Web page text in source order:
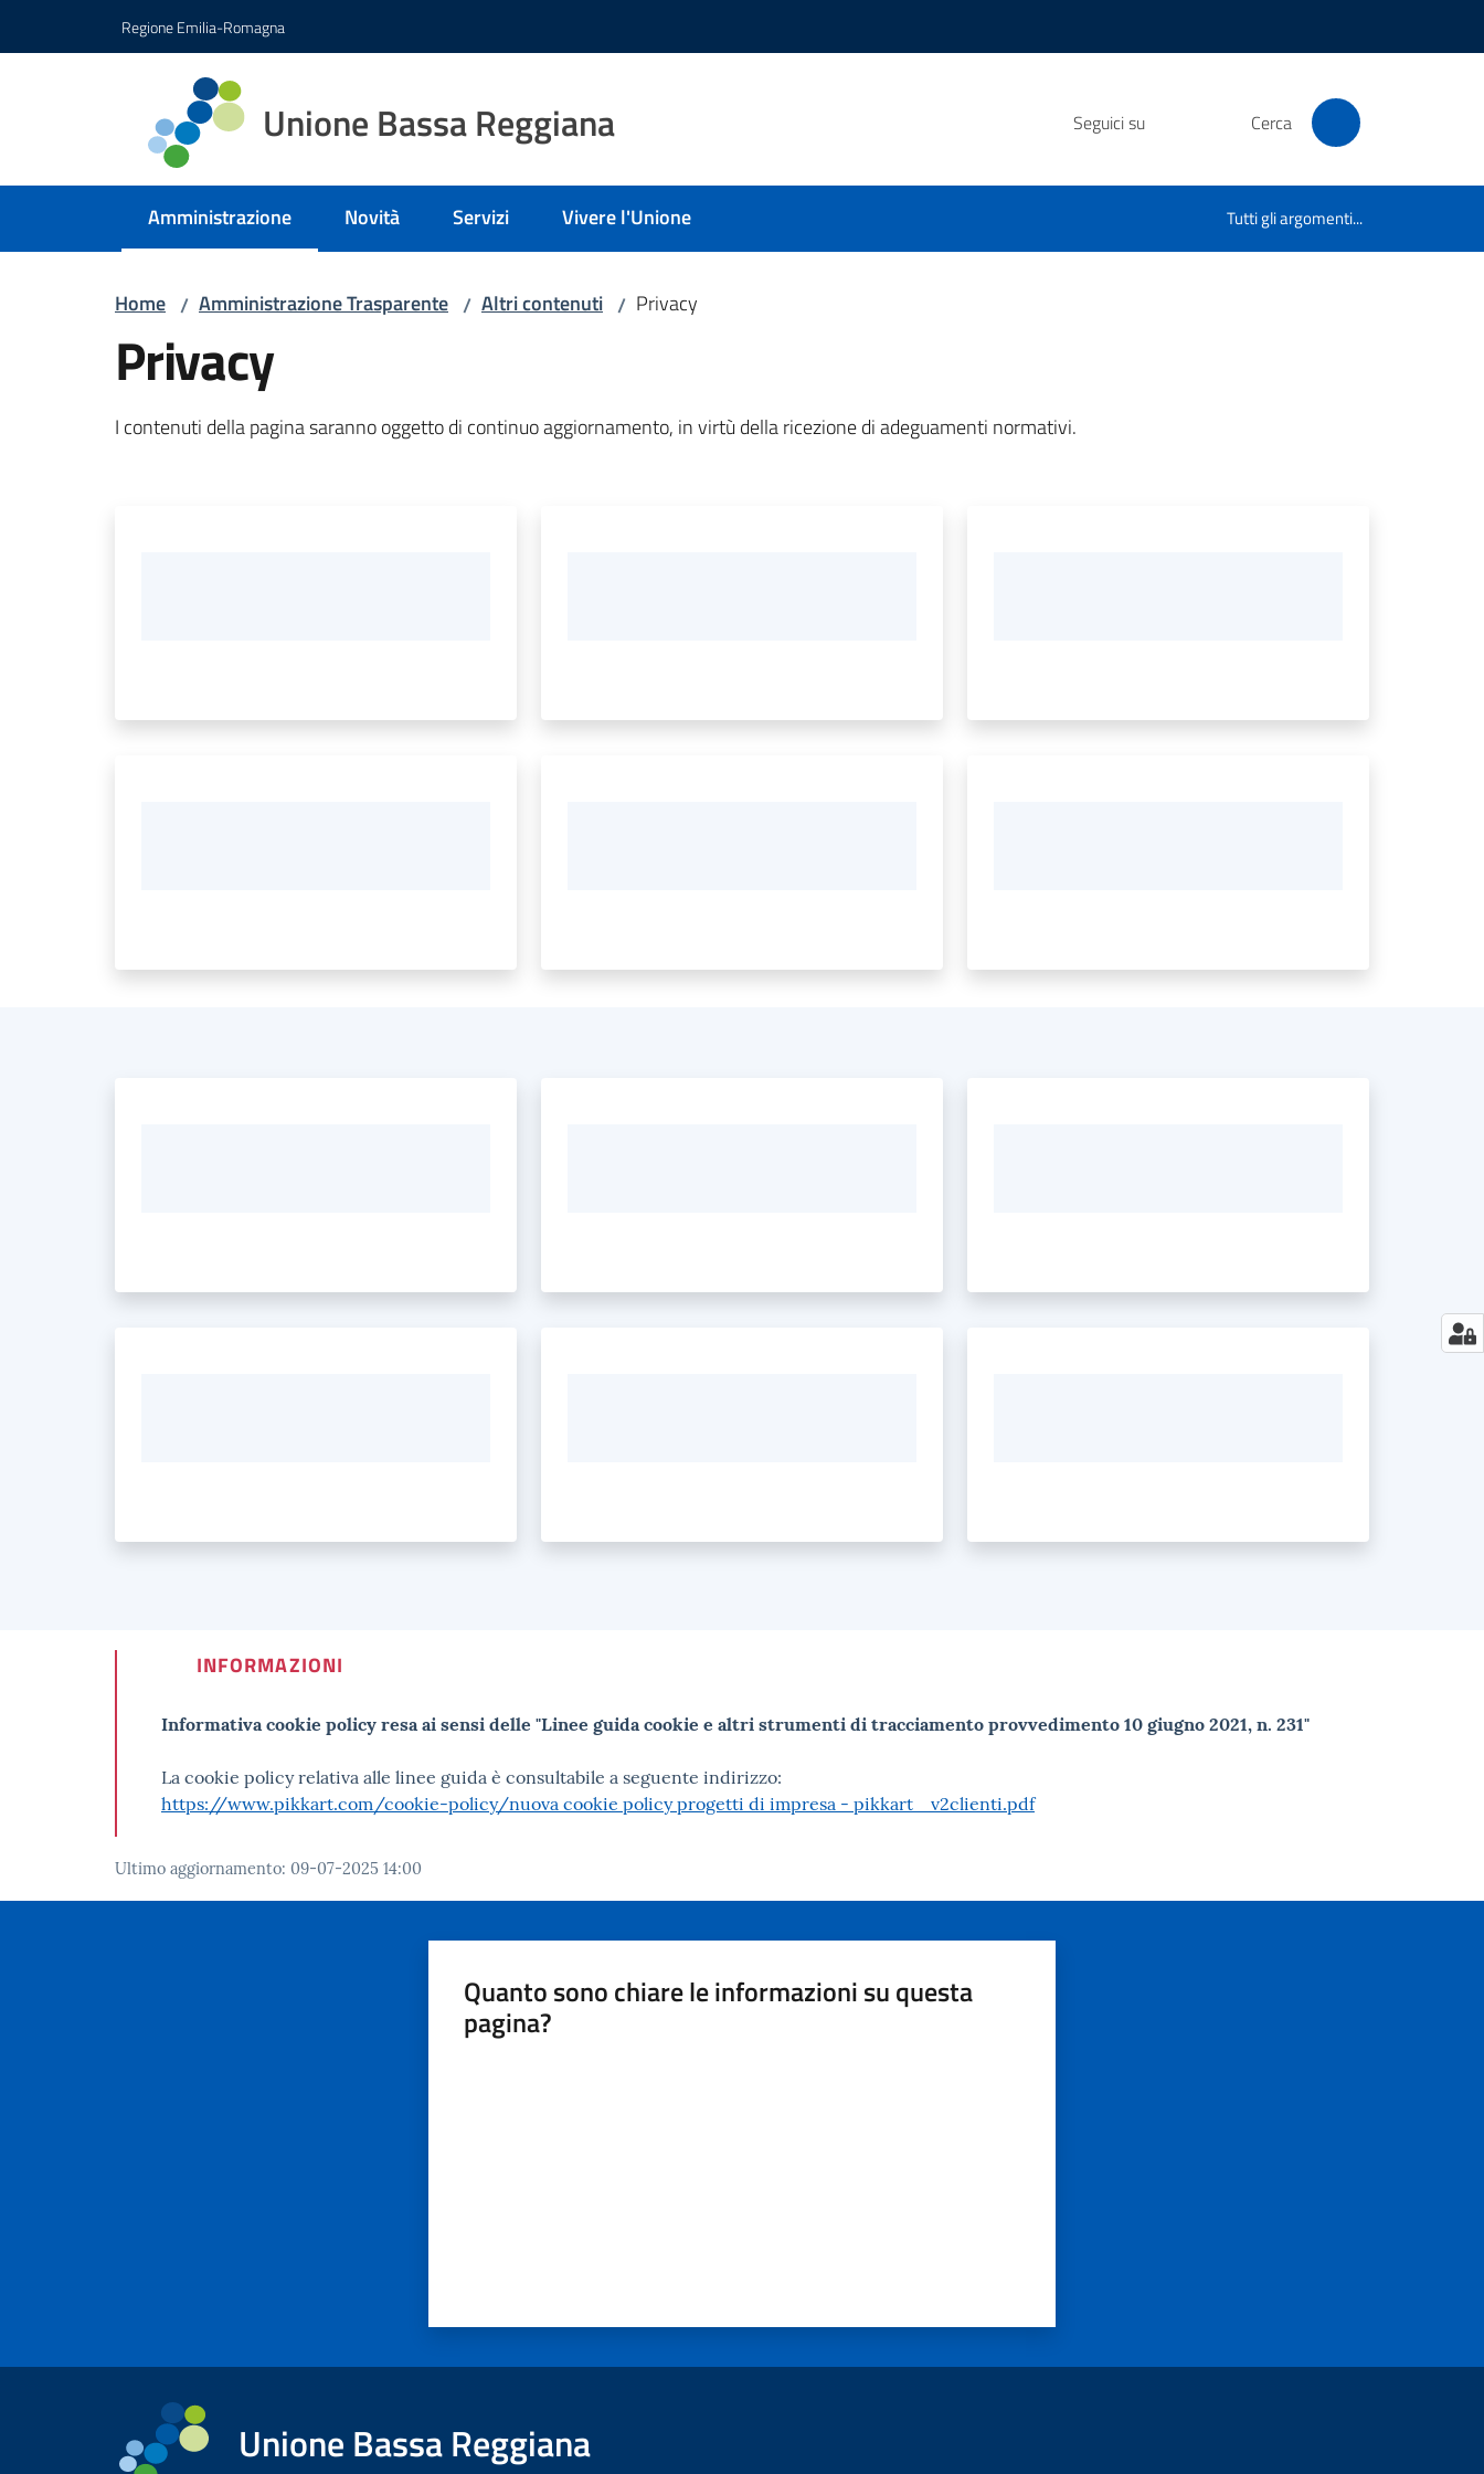
Regione Emilia-Romagna
Unione Bassa Reggiana Seguici su Cerca
Amministrazione
Menu selezionato Novità Servizi Vivere l'Unione Tutti gli argomenti...
Home / Amministrazione Trasparente / Altri contenuti / Privacy
Privacy
I contenuti della pagina saranno oggetto di continuo aggiornamento, in virtù della ricezione di adeguamenti normativi.
INFORMAZIONI
Informativa cookie policy resa ai sensi delle "Linee guida cookie e altri strumenti di tracciamento provvedimento 10 giugno 2021, n. 231"
La cookie policy relativa alle linee guida è consultabile a seguente indirizzo:
https://www.pikkart.com/cookie-policy/nuova cookie policy progetti di impresa - pikkart _v2clienti.pdf
Ultimo aggiornamento: 09-07-2025 14:00
Quanto sono chiare le informazioni su questa
pagina?
Unione Bassa Reggiana